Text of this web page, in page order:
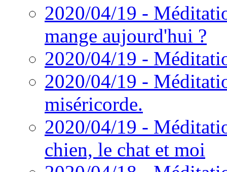
2020/04/19 -
mange aujourd'hui ?
2020/04/19 -
2020/04/19 -
miséricorde.
2020/04/19 -
chien, le chat et moi